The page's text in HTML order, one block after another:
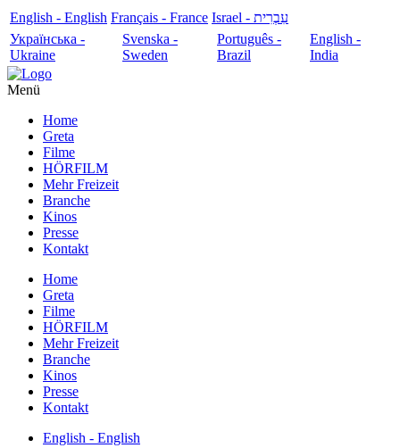
English - English Français - France
עִבְרִית - Israel
Українська -
Ukraine
Svenska -
Sweden
Português -
Brazil
English -
India
Menü
Home
Greta
Filme
HÖRFILM
Mehr Freizeit
Branche
Kinos
Presse
Kontakt
Home
Greta
Filme
HÖRFILM
Mehr Freizeit
Branche
Kinos
Presse
Kontakt
English - English